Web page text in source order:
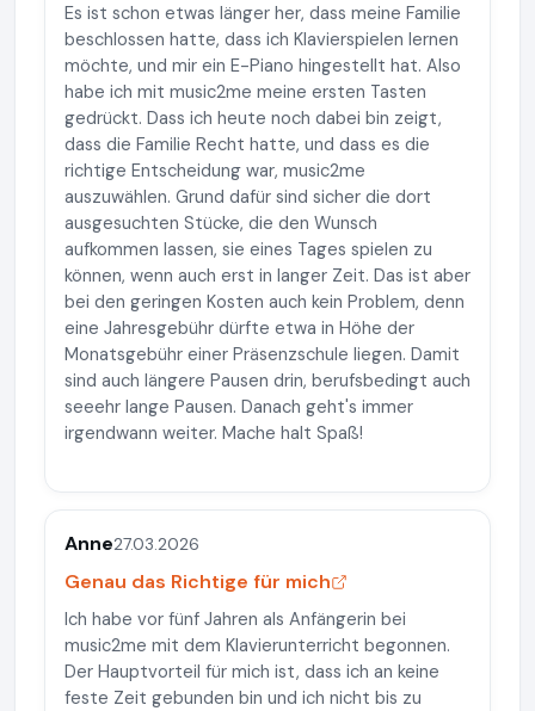
Es ist schon etwas länger her, dass meine Familie
beschlossen hatte, dass ich Klavierspielen lernen
möchte, und mir ein E-Piano hingestellt hat. Also
habe ich mit music2me meine ersten Tasten
gedrückt. Dass ich heute noch dabei bin zeigt,
dass die Familie Recht hatte, und dass es die
richtige Entscheidung war, music2me
auszuwählen. Grund dafür sind sicher die dort
ausgesuchten Stücke, die den Wunsch
aufkommen lassen, sie eines Tages spielen zu
können, wenn auch erst in langer Zeit. Das ist aber
bei den geringen Kosten auch kein Problem, denn
eine Jahresgebühr dürfte etwa in Höhe der
Monatsgebühr einer Präsenzschule liegen. Damit
sind auch längere Pausen drin, berufsbedingt auch
seeehr lange Pausen. Danach geht's immer
irgendwann weiter. Mache halt Spaß!
Anne27.03.2026
Genau das Richtige für mich
Ich habe vor fünf Jahren als Anfängerin bei
music2me mit dem Klavierunterricht begonnen.
Der Hauptvorteil für mich ist, dass ich an keine
feste Zeit gebunden bin und ich nicht bis zu